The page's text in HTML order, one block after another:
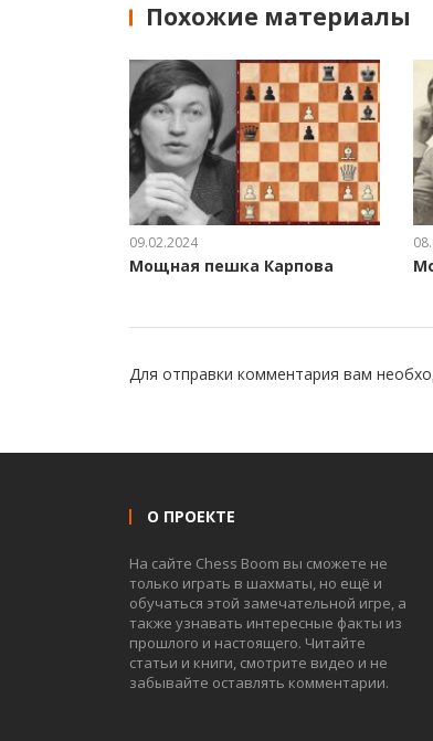
Похожие материалы
09.02.2024
Мощная пешка Карпова
Для отправки комментария вам
О ПРОЕКТЕ
На сайте Chess Boom вы сможете не
только играть в шахматы, но ещё и
обучаться этой замечательной игре, а
также узнавать интересные факты из
прошлого и настоящего. Читайте
статьи и книги, смотрите видео и не
забывайте оставлять комментарии.